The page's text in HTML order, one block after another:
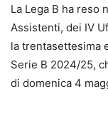
La Lega B ha reso
Assistenti, dei IV
la trentasettesima
Serie B 2024/25,
di domenica 4